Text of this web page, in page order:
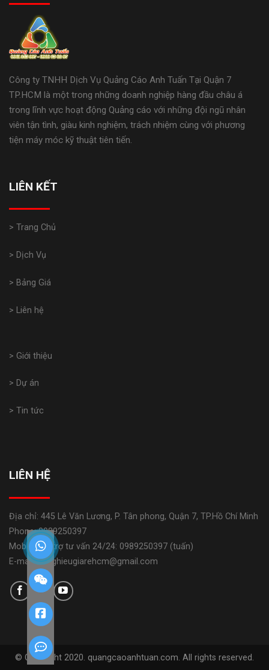
Công ty TNHH Dịch Vụ Quảng Cáo Anh Tuấn Tại Quận 7
TP.HCM là một trong những doanh nghiệp hàng đầu châu á
trong lĩnh vực hoạt động Quảng cáo với những đội ngũ nhân
viên tận tình, giàu kinh nghiệm, trách nhiệm cùng với phương
tiện máy móc kỹ thuật tiên tiến.
LIÊN KẾT
> Trang Chủ
> Dịch Vụ
> Bảng Giá
> Liên hệ
> Giới thiệu
> Dự án
> Tin tức
LIÊN HỆ
Địa chỉ: 445 Lê Văn Lương, P. Tân phong, Quận 7, TP.Hồ Chí Minh
Phone: 0989250397
Mobile: Hỗ trợ tư vấn 24/24: 0989250397 (tuấn)
E-mail: banghieugiarehcm@gmail.com
© Copyright 2020. quangcaoanhtuan.com. All rights reserved.